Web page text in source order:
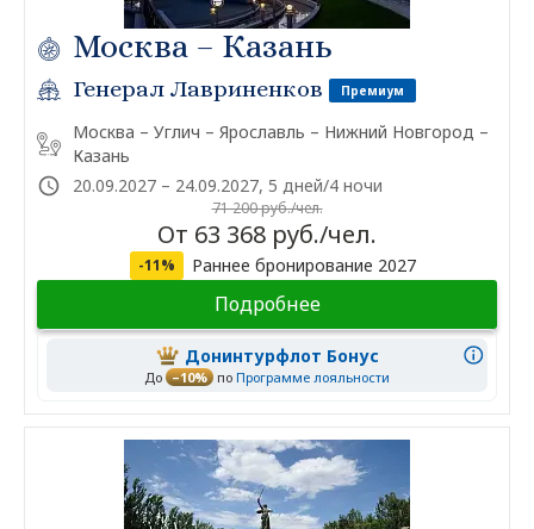
Москва – Казань
Генерал Лавриненков Премиум
Москва – Углич – Ярославль – Нижний Новгород –
Казань
20.09.2027 – 24.09.2027, 5 дней/4 ночи
71 200 руб./чел.
От 63 368 руб./чел.
-11% Раннее бронирование 2027
Подробнее
Донинтурфлот Бонус
До –10% по Программе лояльности